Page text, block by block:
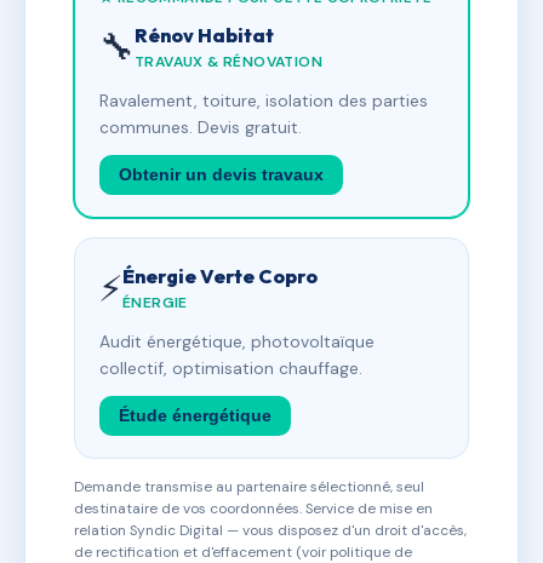
🔧 Rénov Habitat
TRAVAUX & RÉNOVATION
Ravalement, toiture, isolation des parties
communes. Devis gratuit.
Obtenir un devis travaux
⚡Énergie Verte Copro
ÉNERGIE
Audit énergétique, photovoltaïque
collectif, optimisation chauffage.
Étude énergétique
Demande transmise au partenaire sélectionné, seul
destinataire de vos coordonnées. Service de mise en
relation Syndic Digital — vous disposez d'un droit d'accès,
de rectification et d'effacement (voir politique de